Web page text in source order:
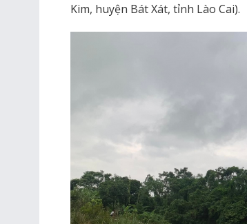
Kim, huyện Bát Xát, tỉnh Lào Cai).